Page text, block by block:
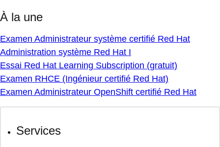
À la une
Examen Administrateur système certifié Red Hat
Administration système Red Hat I
Essai Red Hat Learning Subscription (gratuit)
Examen RHCE (Ingénieur certifié Red Hat)
Examen Administrateur OpenShift certifié Red Hat
Services